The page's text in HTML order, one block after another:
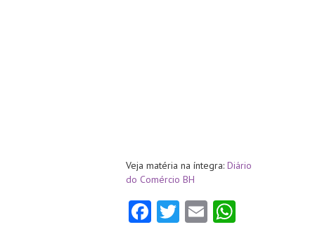
Veja matéria na íntegra: Diário
do Comércio BH
Fa T E